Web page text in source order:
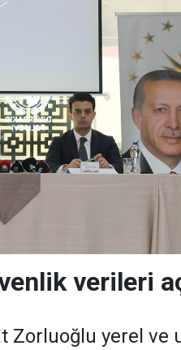
verileri
Zorluoğlu yerel ve